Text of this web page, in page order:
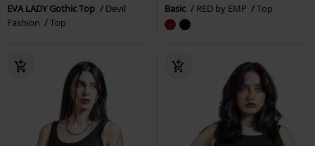
EVA LADY Gothic Top
Devil
Fashion
Top
Basic RED by EMP Top